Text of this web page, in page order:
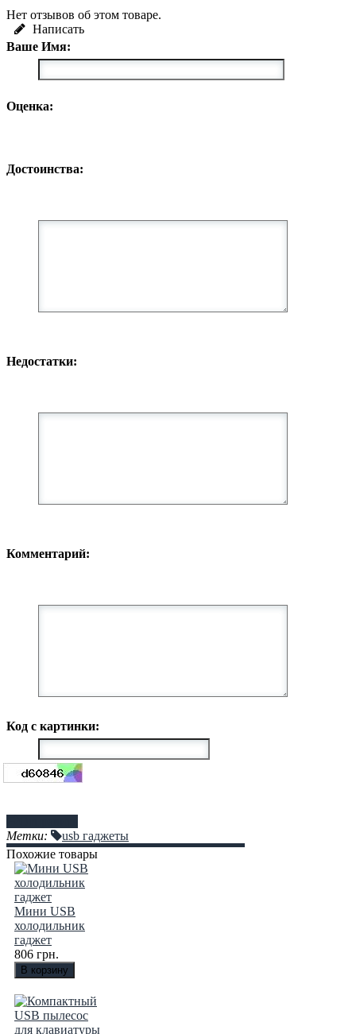
Нет отзывов об этом товаре.
Написать
Ваше Имя:
Оценка:
Достоинства:
Недостатки:
Комментарий:
Код с картинки:
Метки:
usb гаджеты
Похожие товары
Мини USB
холодильник
гаджет
806 грн.